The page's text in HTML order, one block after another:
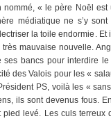
nommé, « le père Noël
médiatique ne s’y
la toile endormie. Et
mauvaise nouvelle.
ses bancs pour interdire
des Valois pour les «
PS, voilà les «
ils sont devenus fous.
levé. Les culs terreux